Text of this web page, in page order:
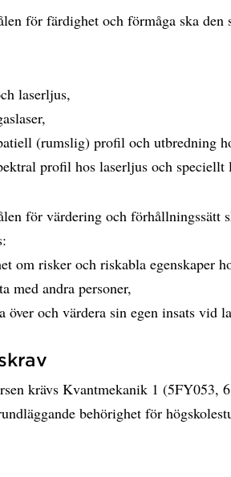
för färdighet och förmåga ska den
laserljus,
(rumslig) profil och utbredning
profil hos laserljus och speciellt
för värdering och förhållningssätt
om risker och riskabla egenskaper
med andra personer,
över och värdera sin egen insats vid
krävs Kvantmekanik 1 (5FY053,
behörighet för